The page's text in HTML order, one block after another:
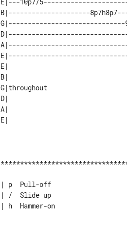
B|---------------------
G|------------------------------
E|
B|
G|throughout
D|
A|
| p  Pull-off
| /  Slide up
| h  Hammer-on